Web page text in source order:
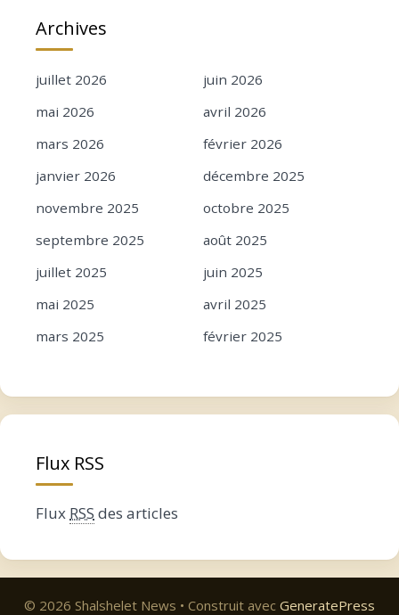
Archives
juillet 2026
juin 2026
mai 2026
avril 2026
mars 2026
février 2026
janvier 2026
décembre 2025
novembre 2025
octobre 2025
septembre 2025
août 2025
juillet 2025
juin 2025
mai 2025
avril 2025
mars 2025
février 2025
novembre 2024
octobre 2024
juillet 2024
mars 2024
janvier 2024
décembre 2023
Flux RSS
Flux RSS des articles
© 2026 Shalshelet News • Construit avec GeneratePress